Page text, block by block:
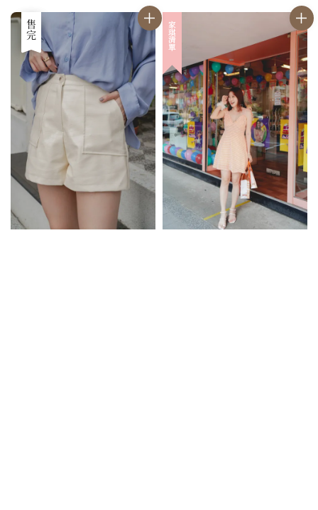
優惠
售完 家琪清單